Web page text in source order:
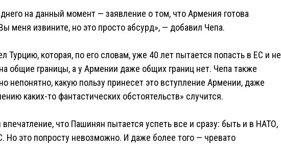
на данный момент — заявление о том, что Армения готова
меня извините, но это просто абсурд», — добавил Чепа.
Турцию, которая, по его словам, уже 40 лет пытается попасть в ЕС и не
общие границы, а у Армении даже общих границ нет. Чепа также
непонятно, какую пользу принесет это вступление Армении, даже
каких-то фантастических обстоятельств» случится.
что Пашинян пытается успеть все и сразу: быть и в НАТО,
Но это попросту невозможно. И даже более того — чревато